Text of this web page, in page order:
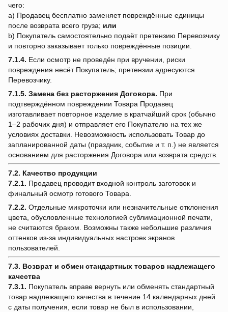
чего:
a) Продавец бесплатно заменяет повреждённые единицы
после возврата всего груза; или
b) Покупатель самостоятельно подаёт претензию Перевозчику
и повторно заказывает только повреждённые позиции.
7.1.4. Если осмотр не проведён при вручении, риски
повреждения несёт Покупатель; претензии адресуются
Перевозчику.
7.1.5. Замена без расторжения Договора. При
подтверждённом повреждении Товара Продавец
изготавливает повторное изделие в кратчайший срок (обычно
1–2 рабочих дня) и отправляет его Покупателю на тех же
условиях доставки. Невозможность использовать Товар до
запланированной даты (праздник, событие и т. п.) не является
основанием для расторжения Договора или возврата средств.
7.2. Качество продукции
7.2.1. Продавец проводит входной контроль заготовок и
финальный осмотр готового Товара.
7.2.2. Отдельные микроточки или незначительные отклонения
цвета, обусловленные технологией сублимационной печати,
не считаются браком. Возможны также небольшие различия
оттенков из-за индивидуальных настроек экранов
пользователей.
7.3. Возврат и обмен стандартных товаров надлежащего
качества
7.3.1. Покупатель вправе вернуть или обменять стандартный
товар надлежащего качества в течение 14 календарных дней
с даты получения, если товар не был в использовании,